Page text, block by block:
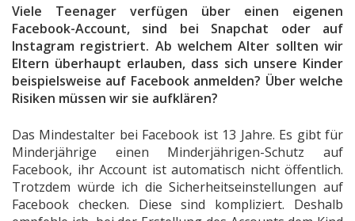
Viele Teenager verfügen über einen eigenen
Facebook-Account, sind bei Snapchat oder auf
Instagram registriert. Ab welchem Alter sollten wir
Eltern überhaupt erlauben, dass sich unsere Kinder
beispielsweise auf Facebook anmelden? Über welche
Risiken müssen wir sie aufklären?
Das Mindestalter bei Facebook ist 13 Jahre. Es gibt für
Minderjährige einen Minderjährigen-Schutz auf
Facebook, ihr Account ist automatisch nicht öffentlich.
Trotzdem würde ich die Sicherheitseinstellungen auf
Facebook checken. Diese sind kompliziert. Deshalb